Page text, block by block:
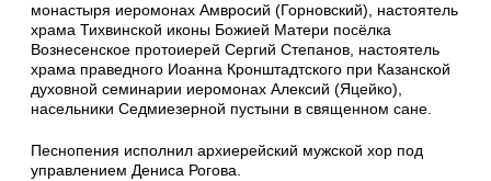
монастыря иеромонах Амвросий (Горновский), настоятель
храма Тихвинской иконы Божией Матери посёлка
Вознесенское протоиерей Сергий Степанов, настоятель
храма праведного Иоанна Кронштадтского при Казанской
духовной семинарии иеромонах Алексий (Яцейко),
насельники Седмиезерной пустыни в священном сане.
Песнопения исполнил архиерейский мужской хор под
управлением Дениса Рогова.